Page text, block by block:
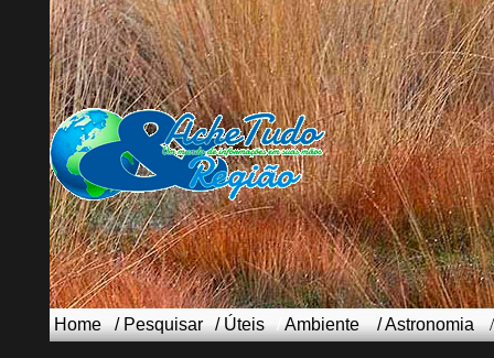
Home / Pesquisar / Úteis /Ambiente /Astronomia